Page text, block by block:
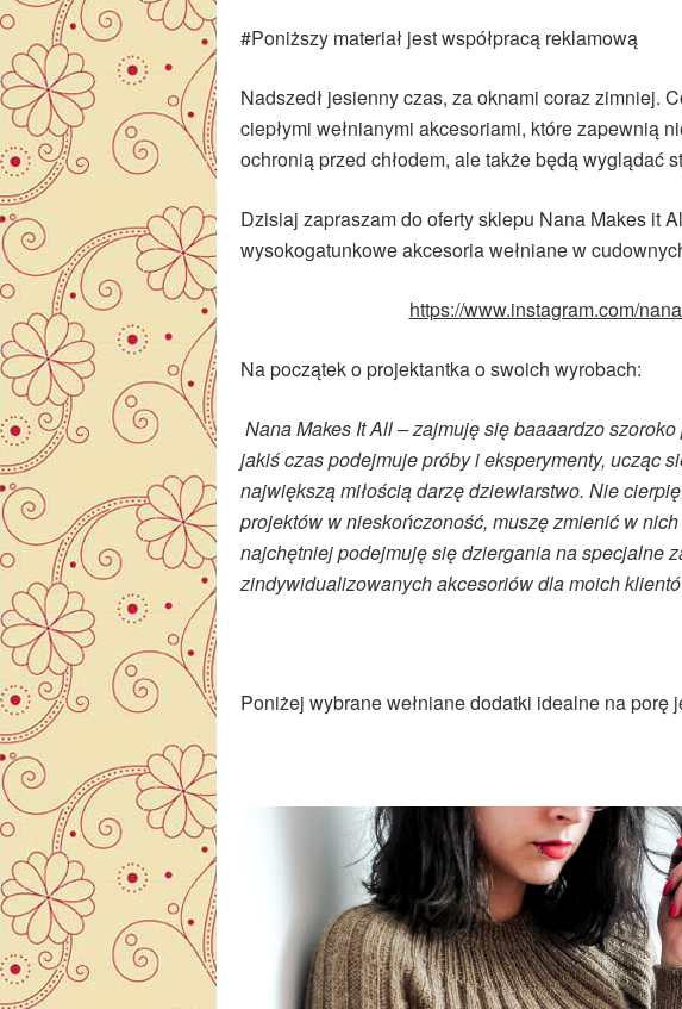
#Poniższy materiał jest współpracą reklamową
Nadszedł jesienny czas, za oknami coraz zimniej.
ciepłymi wełnianymi akcesoriami, które zapewnią
ochronią przed chłodem, ale także będą wyglądać
Dzisiaj zapraszam do oferty sklepu Nana Makes it
wysokogatunkowe akcesoria wełniane w
https://www.instagram.com/
Na początek o projektantka o swoich wyrobach:
Nana Makes It All – zajmuję się baaaardzo
jakiś czas podejmuje próby i eksperymenty, ucząc
największą miłością darzę dziewiarstwo. Nie
projektów w nieskończoność, muszę zmienić w
najchętniej podejmuję się dziergania na specjalne
zindywidualizowanych akcesoriów dla moich
Poniżej wybrane wełniane dodatki idealne na porę